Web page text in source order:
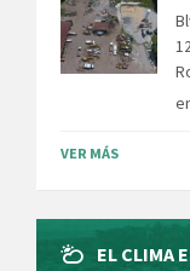
VER MÁS
EL CLIMA